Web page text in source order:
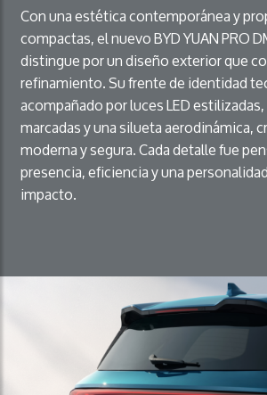
Con una estética contemporánea y
compactas, el nuevo BYD YUAN PRO
distingue por un diseño exterior que
refinamiento. Su frente de identidad
acompañado por luces LED
marcadas y una silueta aerodinámica,
moderna y segura. Cada detalle fue
presencia, eficiencia y una
impacto.